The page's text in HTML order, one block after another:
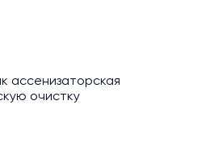
ассенизаторская
очистку